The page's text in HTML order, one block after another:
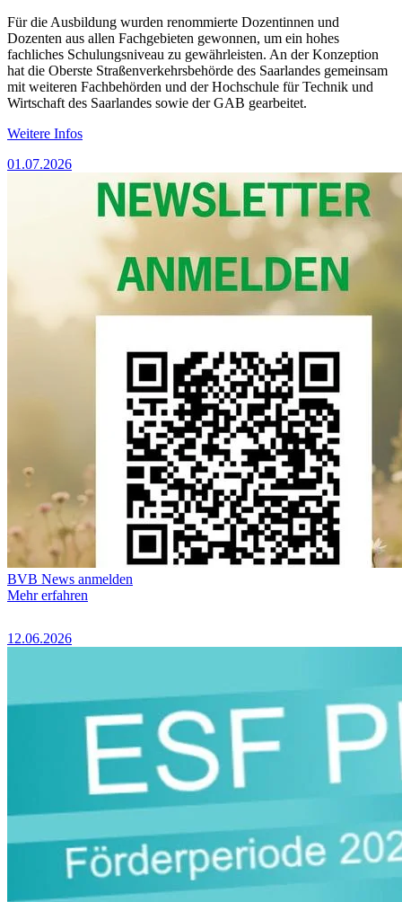
Für die Ausbildung wurden renommierte Dozentinnen und
Dozenten aus allen Fachgebieten gewonnen, um ein hohes
fachliches Schulungsniveau zu gewährleisten. An der Konzeption
hat die Oberste Straßenverkehrsbehörde des Saarlandes gemeinsam
mit weiteren Fachbehörden und der Hochschule für Technik und
Wirtschaft des Saarlandes sowie der GAB gearbeitet.
Weitere Infos
01.07.2026
BVB News anmelden
Mehr erfahren
12.06.2026